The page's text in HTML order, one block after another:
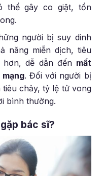
thể gây co giật, tổn
người bị suy dinh
năng miễn dịch, tiêu
hơn, dễ dẫn đến mất
. Đối với người bị
tiêu chảy, tỷ lệ tử vong
bình thường.
bác sĩ?